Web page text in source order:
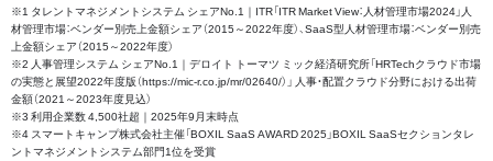
※1 タレントマネジメントシステム シェアNo.1｜ITR「ITR Market View：人材管理市場2024」人
材管理市場：ベンダー別売上金額シェア（2015～2022年度）、SaaS型人材管理市場：ベンダー別売
上金額シェア（2015～2022年度）
※2 人事管理システム シェアNo.1｜デロイト トーマツ ミック経済研究所「HRTechクラウド市場
の実態と展望2022年度版（https://mic-r.co.jp/mr/02640/）」 人事・配置クラウド分野における出荷
金額（2021～2023年度見込）
※3 利用企業数 4,500社超｜2025年9月末時点
※4 スマートキャンプ株式会社主催「BOXIL SaaS AWARD 2025」BOXIL SaaSセクションタレ
ントマネジメントシステム部門1位を受賞